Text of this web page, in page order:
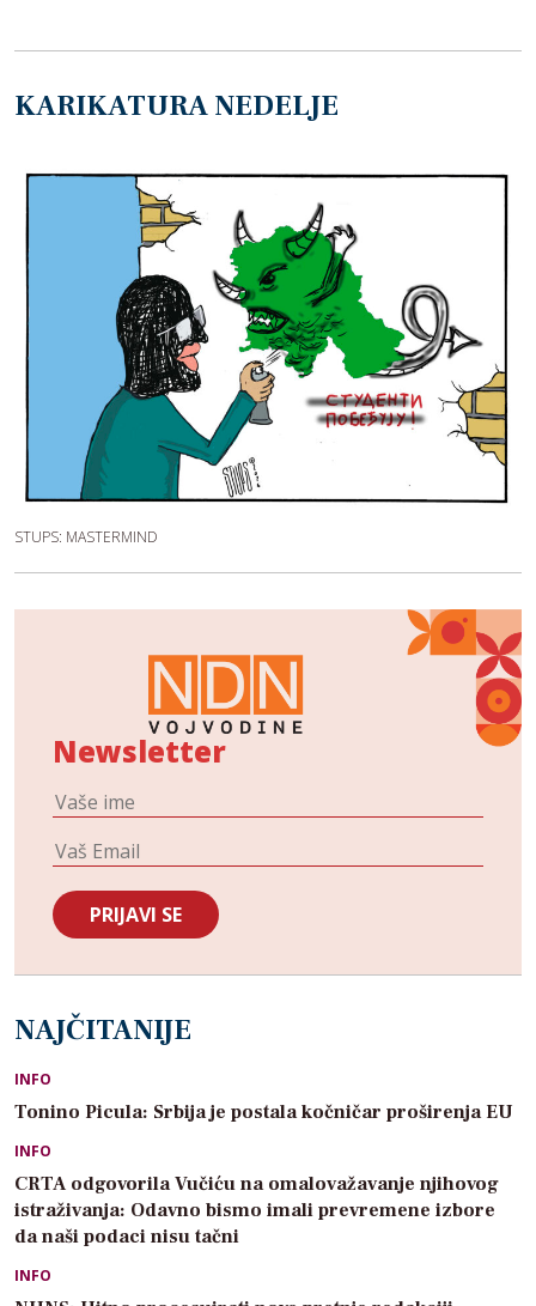
KARIKATURA NEDELJE
STUPS: MASTERMIND
Newsletter
NAJČITANIJE
INFO
Tonino Picula: Srbija je postala kočničar proširenja EU
INFO
CRTA odgovorila Vučiću na omalovažavanje njihovog
istraživanja: Odavno bismo imali prevremene izbore
da naši podaci nisu tačni
INFO